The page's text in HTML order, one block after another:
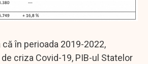
în perioada 2019-2022,
criza Covid-19, PIB-ul Statelor